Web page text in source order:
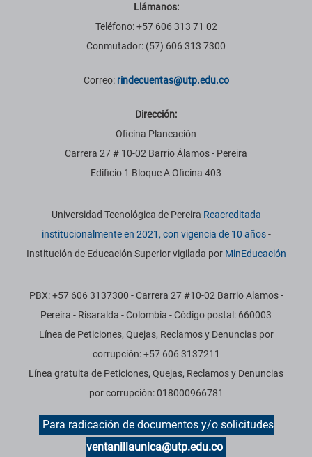
Llámanos:
Teléfono: +57 606 313 71 02
Conmutador: (57) 606 313 7300
Correo: rindecuentas@utp.edu.co
Dirección:
Oficina Planeación
Carrera 27 # 10-02 Barrio Álamos - Pereira
Edificio 1 Bloque A Oficina 403
Información institucional
Universidad Tecnológica de Pereira Reacreditada
institucionalmente en 2021, con vigencia de 10 años-
Institución de Educación Superior vigilada por MinEducación
PBX: +57 606 3137300 - Carrera 27 #10-02 Barrio Alamos -
Pereira - Risaralda - Colombia - Código postal: 660003
Línea de Peticiones, Quejas, Reclamos y Denuncias por
corrupción: +57 606 3137211
Línea gratuita de Peticiones, Quejas, Reclamos y Denuncias
por corrupción: 018000966781
Para radicación de documentos y/o solicitudes
ventanillaunica@utp.edu.co